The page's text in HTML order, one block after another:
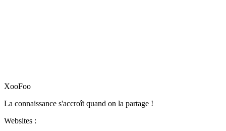
XooFoo
La connaissance s'accroît quand on la partage !
Websites :